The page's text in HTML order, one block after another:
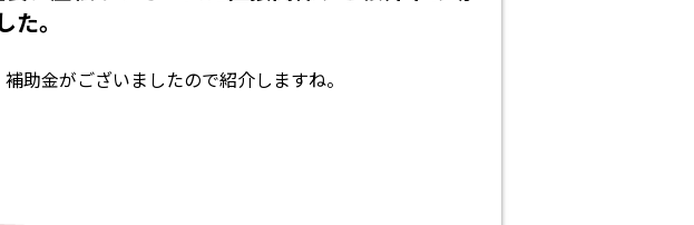
。
助金がございましたので紹介しますね。